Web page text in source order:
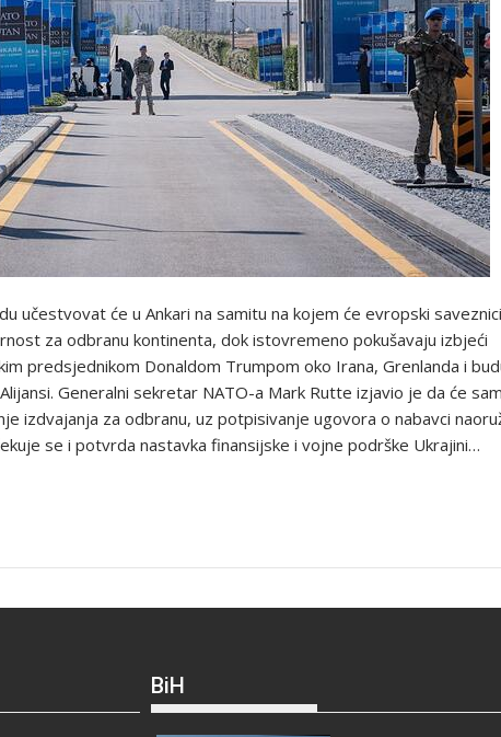
učestvovat će u Ankari na samitu na kojem će evropski
za odbranu kontinenta, dok istovremeno pokušavaju izbjeći
predsjednikom Donaldom Trumpom oko Irana, Grenlanda i
Generalni sekretar NATO-a Mark Rutte izjavio je da će
izdvajanja za odbranu, uz potpisivanje ugovora o nabavci
se i potvrda nastavka finansijske i vojne podrške Ukrajini…
BiH